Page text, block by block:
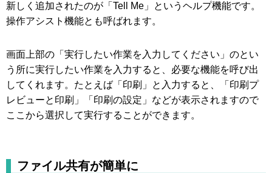
新しく追加されたのが「Tell Me」というヘルプ機能です。
操作アシスト機能とも呼ばれます。
画面上部の「実行したい作業を入力してください」のとい
う所に実行したい作業を入力すると、必要な機能を呼び出
してくれます。たとえば「印刷」と入力すると、「印刷プ
レビューと印刷」「印刷の設定」などが表示されますので
ここから選択して実行することができます。
ファイル共有が簡単に